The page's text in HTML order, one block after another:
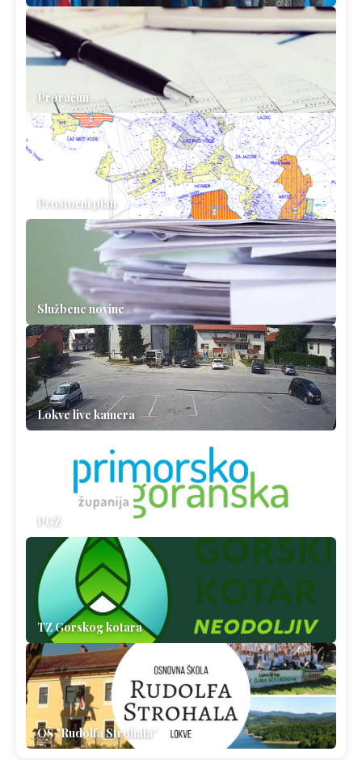
Proračun
Prostorni plan
Službene novine
Lokve live kamera
PGŽ
TZ Gorskog kotara
OŠ "Rudolfa Strohala"